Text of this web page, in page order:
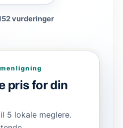
vurderinger
pris for din
5 lokale meglere.